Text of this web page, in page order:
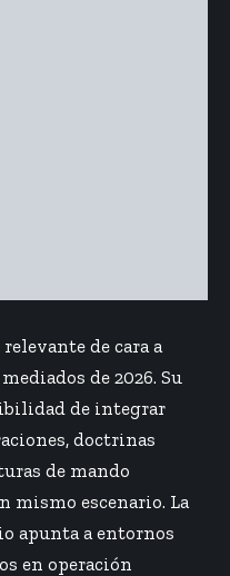
de cara a
de 2026. Su
de integrar
doctrinas
de mando
mismo escenario. La
apunta a entornos
en operación